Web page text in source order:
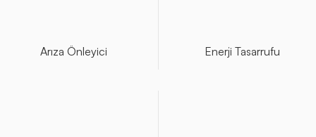
Arıza Önleyici Enerji Tasarrufu